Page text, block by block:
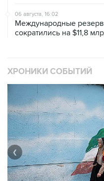
06 августа, 16:02
Международные
сократились на $11,8
ХРОНИКИ СОБЫТИЙ
❮